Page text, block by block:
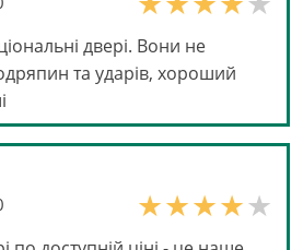
двері. Вони не
та ударів, хороший